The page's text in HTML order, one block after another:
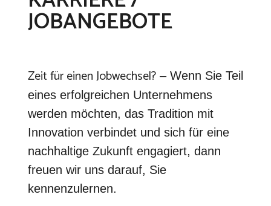
JOBANGEBOTE
Zeit für einen Jobwechsel?– Wenn Sie Teil
eines erfolgreichen Unternehmens
werden möchten, das Tradition mit
Innovation verbindet und sich für eine
nachhaltige Zukunft engagiert, dann
freuen wir uns darauf, Sie
kennenzulernen.